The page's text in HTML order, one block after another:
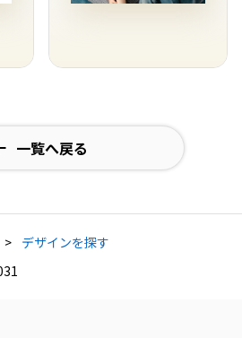
一覧へ戻る
デザインを探す